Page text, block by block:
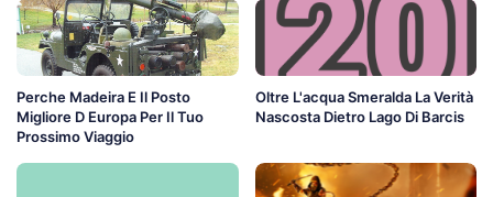
Perche Madeira E Il Posto
Migliore D Europa Per Il Tuo
Prossimo Viaggio
Oltre L'acqua Smeralda La Verità
Nascosta Dietro Lago Di Barcis